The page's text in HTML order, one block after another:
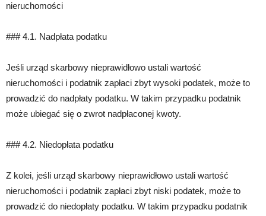
nieruchomości
### 4.1. Nadpłata podatku
Jeśli urząd skarbowy nieprawidłowo ustali wartość
nieruchomości i podatnik zapłaci zbyt wysoki podatek, może to
prowadzić do nadpłaty podatku. W takim przypadku podatnik
może ubiegać się o zwrot nadpłaconej kwoty.
### 4.2. Niedopłata podatku
Z kolei, jeśli urząd skarbowy nieprawidłowo ustali wartość
nieruchomości i podatnik zapłaci zbyt niski podatek, może to
prowadzić do niedopłaty podatku. W takim przypadku podatnik